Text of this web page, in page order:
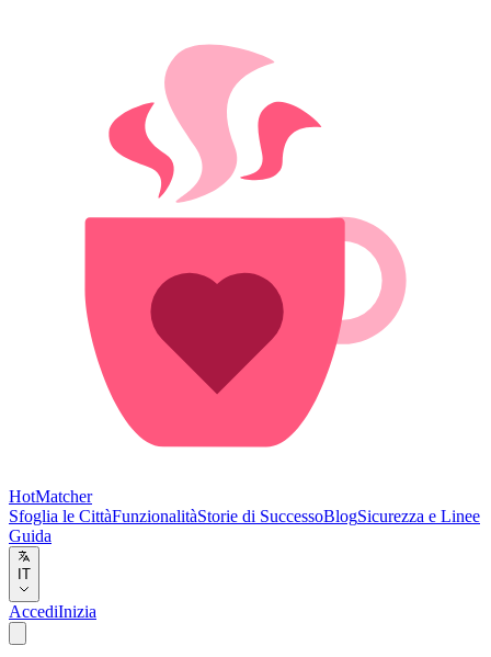
HotMatcher
Sfoglia le CittàFunzionalitàStorie di SuccessoBlogSicurezza e Linee
Guida
IT
AccediInizia